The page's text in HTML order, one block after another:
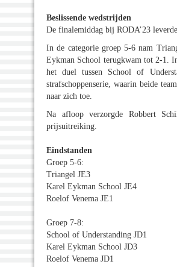
Beslissende wedstrijden
De finalemiddag bij RODA’23
In de categorie groep 5-6 nam
Eykman School terugkwam tot 2-1.
het duel tussen School of
strafschoppenserie, waarin beide
naar zich toe.
Na afloop verzorgde Robbert
prijsuitreiking.
Eindstanden
Groep 5-6:
Triangel JE3
Karel Eykman School JE4
Roelof Venema JE1
Groep 7-8:
School of Understanding JD1
Karel Eykman School JD3
Roelof Venema JD1